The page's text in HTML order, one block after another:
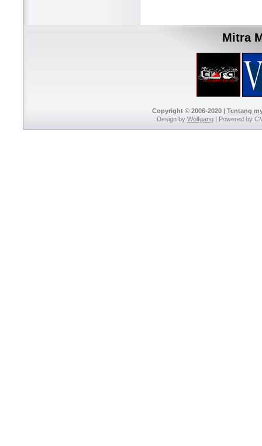
Mitra
Copyright © 2006-2020 | Tentang
Design by Wolfgang | Powered by